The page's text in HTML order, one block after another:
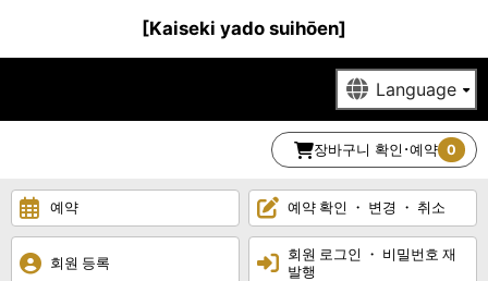
[Kaiseki yado suihōen]
장바구니 확인･예약 0
예약 예약 확인 ・ 변경 ・ 취소
회원 등록
회원 로그인 ・ 비밀번호 재
발행